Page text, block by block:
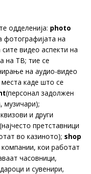
одделенија: photo
фотографијата на
видео аспекти на
на ТВ; тие се
на аудио-видео
каде што се
(персонал задолжен
музичари);
и други
претставници
во казиното); shop
кои работат
часовници,
и сувенири,